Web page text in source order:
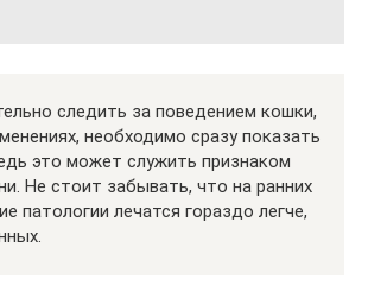
следить за поведением кошки,
необходимо сразу показать
это может служить признаком
Не стоит забывать, что на ранних
патологии лечатся гораздо легче,